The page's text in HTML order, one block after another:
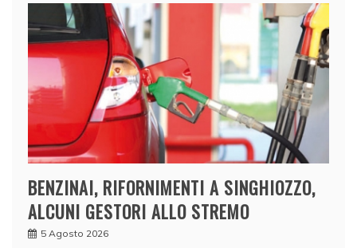
BENZINAI, RIFORNIMENTI A SINGHIOZZO,
ALCUNI GESTORI ALLO STREMO
5 Agosto 2026